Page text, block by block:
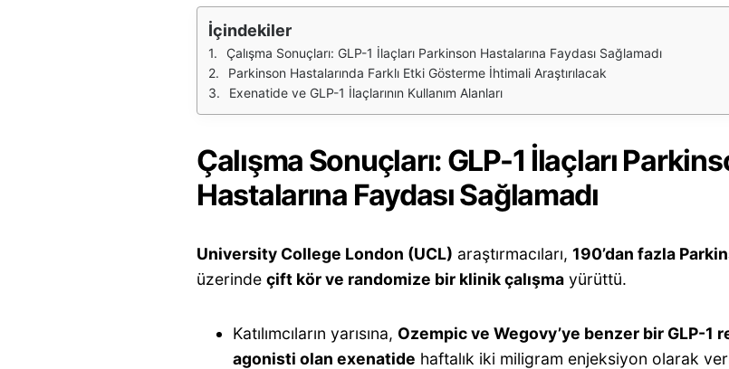
İçindekiler
Çalışma Sonuçları: GLP-1 İlaçları Parkinson Hastalarına Faydası Sağlamadı
Parkinson Hastalarında Farklı Etki Gösterme İhtimali Araştırılacak
Exenatide ve GLP-1 İlaçlarının Kullanım Alanları
Çalışma Sonuçları: GLP-1 İlaçları
Hastalarına Faydası Sağlamadı
University College London (UCL) araştırmacıları, 190’dan fazla
üzerinde çift kör ve randomize bir klinik çalışma yürüttü.
Katılımcıların yarısına, Ozempic ve Wegovy’ye benzer bir GLP-1
agonisti olan exenatide haftalık iki miligram enjeksiyon olarak